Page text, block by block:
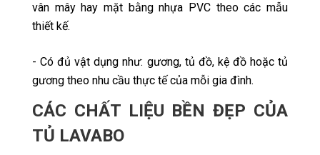
vân mây hay mặt bằng nhựa PVC theo các mẫu
thiết kế.
- Có đủ vật dụng như: gương, tủ đồ, kệ đồ hoặc tủ
gương theo nhu cầu thực tế của mỗi gia đình.
CÁC CHẤT LIỆU BỀN ĐẸP CỦA
TỦ LAVABO